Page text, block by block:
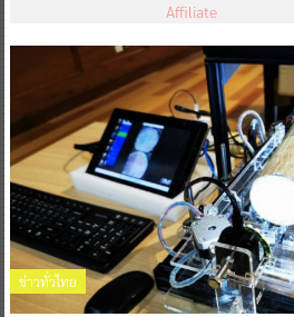
Affiliate
ข่าวทั่วไทย